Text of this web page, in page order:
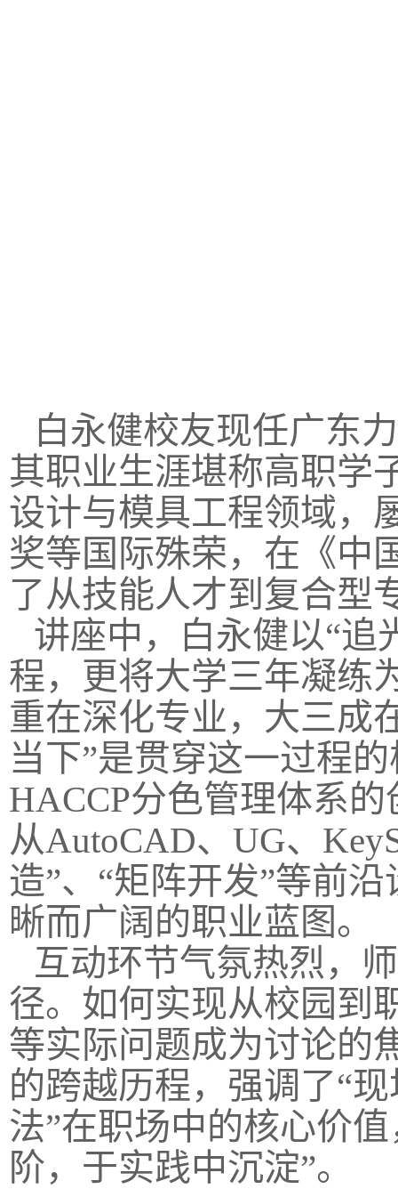
白永健校友现任广东
其职业生涯堪称高职学
设计与模具工程领域，
奖等国际殊荣，在《中
了从技能人才到复合型
讲座中，白永健以“追
程，更将大学三年凝练
重在深化专业，大三成
当下”是贯穿这一过程
HACCP分色管理体系
从AutoCAD、UG、
造”、“矩阵开发”等前
晰而广阔的职业蓝图。
互动环节气氛热烈，
径。如何实现从校园到
等实际问题成为讨论的
的跨越历程，强调了“
法”在职场中的核心价
阶，于实践中沉淀”。